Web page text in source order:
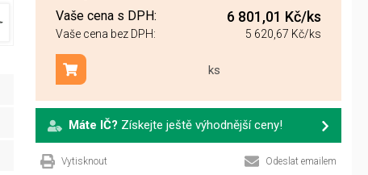
Vaše cena s DPH: 6 801,01 Kč/ks
Vaše cena bez DPH: 5 620,67 Kč/ks
ks
Přidat do košíku
Máte IČ? Získejte ještě výhodnější ceny!
Vytisknout Odeslat emailem